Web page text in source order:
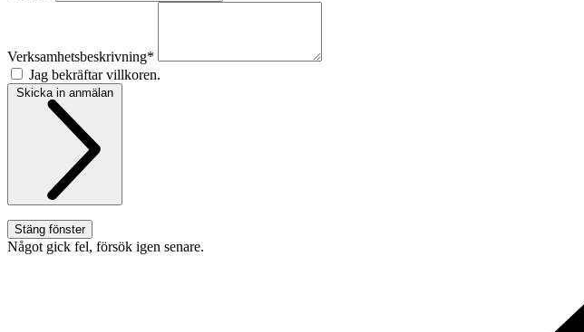
Verksamhetsbeskrivning*
Jag bekräftar villkoren.
Skicka in anmälan
Stäng fönster
Något gick fel, försök igen senare.